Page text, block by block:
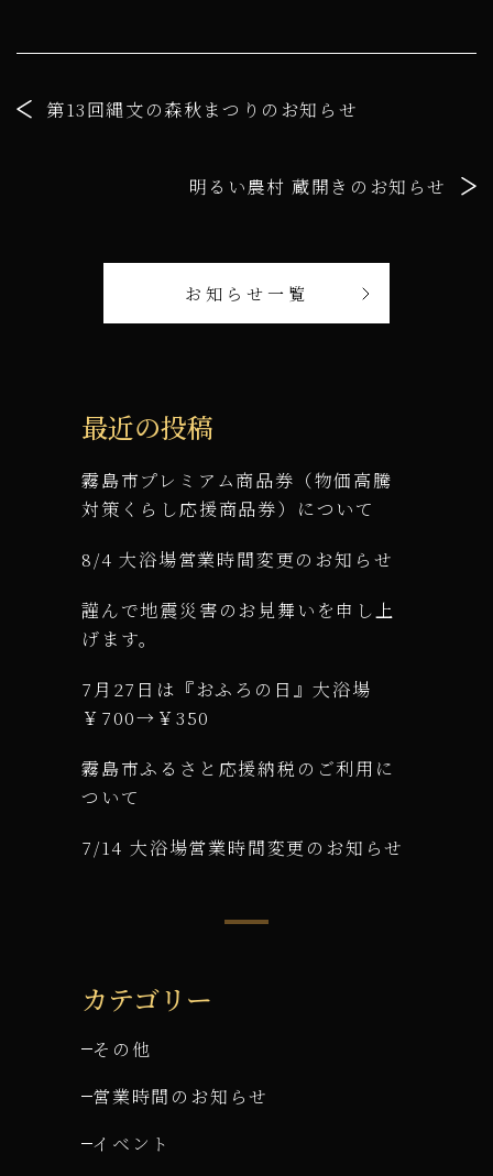
第13回縄文の森秋まつりのお知らせ
明るい農村 蔵開きのお知らせ
お知らせ一覧
最近の投稿
霧島市プレミアム商品券（物価高騰
対策くらし応援商品券）について
8/4 大浴場営業時間変更のお知らせ
謹んで地震災害のお見舞いを申し上
げます。
7月27日は『おふろの日』大浴場
￥700→￥350
霧島市ふるさと応援納税のご利用に
ついて
7/14 大浴場営業時間変更のお知らせ
カテゴリー
その他
営業時間のお知らせ
イベント